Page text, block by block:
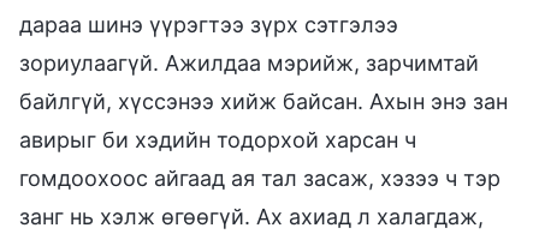
дараа шинэ үүрэгтээ зүрх сэтгэлээ
зориулаагүй. Ажилдаа мэрийж, зарчимтай
байлгүй, хүссэнээ хийж байсан. Ахын энэ зан
авирыг би хэдийн тодорхой харсан ч
гомдоохоос айгаад ая тал засаж, хэзээ ч тэр
занг нь хэлж өгөөгүй. Ах ахиад л халагдаж,